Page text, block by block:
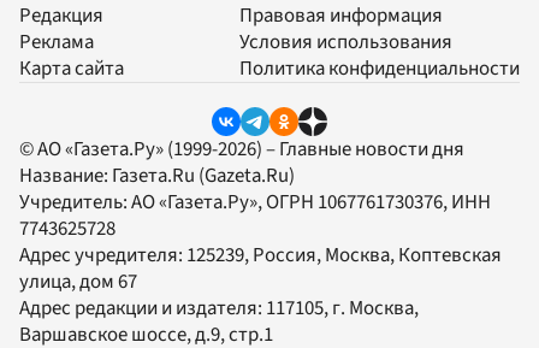
Редакция
Реклама
Карта сайта
Правовая информация
Условия использования
Политика конфиденциальности
© АО «Газета.Ру» (1999-2026) – Главные новости дня
Название: Газета.Ru (Gazeta.Ru)
Учредитель:АО «Газета.Ру», ОГРН 1067761730376, ИНН
7743625728
Адрес учредителя: 125239, Россия, Москва, Коптевская
улица, дом 67
Адрес редакции и издателя: 117105, г. Москва,
Варшавское шоссе, д.9, стр.1